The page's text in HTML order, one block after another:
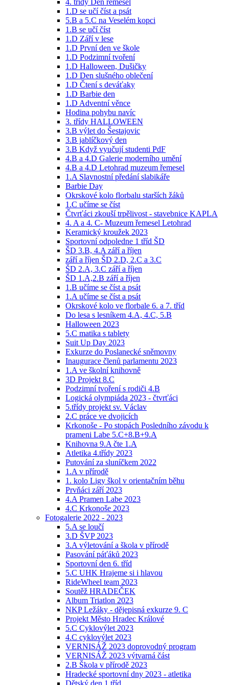
4. třídy Den řemesel
1.D se učí číst a psát
5.B a 5.C na Veselém kopci
1.B se učí číst
1.D Září v lese
1.D První den ve škole
1.D Podzimní tvoření
1.D Halloween, Dušičky
1.D Den slušného oblečení
1.D Čtení s deváťaky
1.D Barbie den
1.D Adventní věnce
Hodina pohybu navíc
3. třídy HALLOWEEN
3.B výlet do Šestajovic
3.B jablíčkový den
3.B Když vyučují studenti PdF
4.B a 4.D Galerie moderního umění
4.B a 4.D Letohrad muzeum řemesel
1.A Slavnostní předání slabikáře
Barbie Day
Okrskové kolo florbalu starších žáků
1.C učíme se číst
Čtvrťáci zkouší trpělivost - stavebnice KAPLA
4. A a 4. C- Muzeum řemesel Letohrad
Keramický kroužek 2023
Sportovní odpoledne 1 tříd ŠD
ŠD 3.B, 4.A září a říjen
září a říjen ŠD 2.D, 2.C a 3.C
ŠD 2.A, 3.C září a říjen
ŠD 1.A,2.B září a říjen
1.B učíme se číst a psát
1.A učíme se číst a psát
Okrskové kolo ve florbale 6. a 7. tříd
Do lesa s lesníkem 4.A, 4.C, 5.B
Halloween 2023
5.C matika s tablety
Suit Up Day 2023
Exkurze do Poslanecké sněmovny
Inaugurace členů parlamentu 2023
1.A ve školní knihovně
3D Projekt 8.C
Podzimní tvoření s rodiči 4.B
Logická olympiáda 2023 - čtvrťáci
5.třídy projekt sv. Václav
2.C práce ve dvojicích
Krkonoše - Po stopách Posledního závodu k
prameni Labe 5.C+8.B+9.A
Knihovna 9.A čte 1.A
Atletika 4.třídy 2023
Putování za sluníčkem 2022
1.A v přírodě
1. kolo Ligy škol v orientačním běhu
Prvňáci září 2023
4.A Pramen Labe 2023
4.C Krkonoše 2023
Fotogalerie 2022 - 2023
5.A se loučí
3.D ŠVP 2023
3.A výletování a škola v přírodě
Pasování páťáků 2023
Sportovní den 6. tříd
5.C UHK Hrajeme si i hlavou
RideWheel team 2023
Soutěž HRADEČEK
Album Triatlon 2023
NKP Ležáky - dějepisná exkurze 9. C
Projekt Město Hradec Králové
5.C Cyklovýlet 2023
4.C cyklovýlet 2023
VERNISÁŽ 2023 doprovodný program
VERNISÁŽ 2023 výtvarná část
2.B Škola v přírodě 2023
Hradecké sportovní dny 2023 - atletika